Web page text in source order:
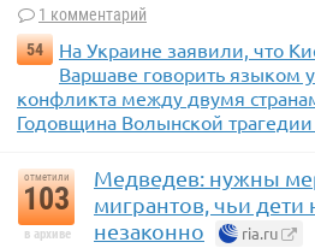
1 комментарий
54
На Украине заявили, что
Варшаве говорить языком
конфликта между двумя
Годовщина Волынской
отметили
103
в архиве
Медведев: нужны
мигрантов, чьи дети
незаконно
ria.ru